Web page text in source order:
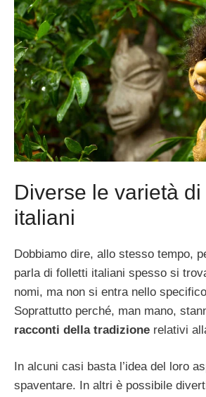
Diverse le varietà di
italiani
Dobbiamo dire, allo stesso tempo,
parla di folletti italiani spesso si
nomi, ma non si entra nello
Soprattutto perché, man mano,
racconti della tradizione relativi
In alcuni casi basta l’idea del loro
spaventare. In altri è possibile